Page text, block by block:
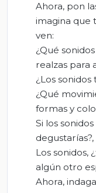
Ahora, pon
imagina que
ven:
¿Qué
realzas para
¿Los
¿Qué
formas y
Si los
Los sonidos,
algún otro
Ahora,